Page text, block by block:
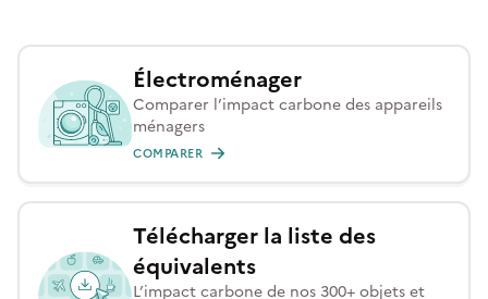
Électroménager
Comparer l’impact carbone des appareils
ménagers
COMPARER
Télécharger la liste des
équivalents
L’impact carbone de nos 300+ objets et